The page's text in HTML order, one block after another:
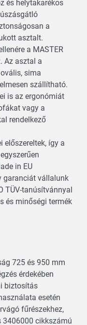
és helytakarékos
a
asztalt.
a MASTER
Az asztal a
sima
szállítható.
is az ergonómiát
vagy a
rendelkező
előszereltek, így a
in EU
garanciát vállalunk
TÜV-tanúsítvánnyal
és minőségi termék
725 és 950 mm
érdekében
biztosítás
esetén
fűrészekhez,
cikkszámú